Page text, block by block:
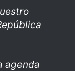
agenda